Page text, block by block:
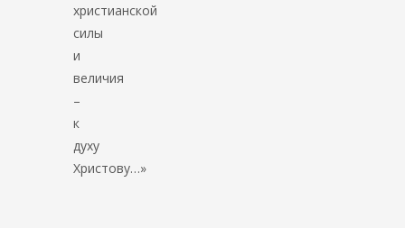
христианской
силы
и
величия
–
к
духу
Христову…»